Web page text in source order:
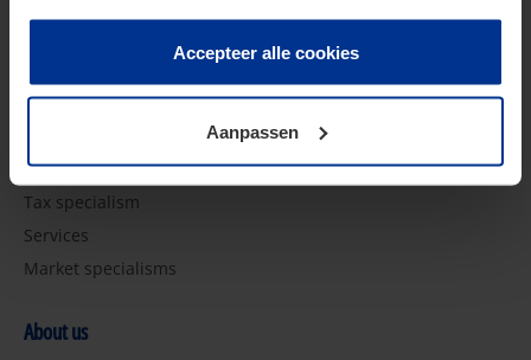
te klikken. Als u op “Accepteer alle cookies” klikt, geeft u
toestemming voor het gebruik van alle cookies. Deze
toestemming kunt u altijd weer intrekken.
Accepteer alle cookies
Aanpassen
Pijler 2
Specialismen
Tax specialism
Services
Market specialisms
About us